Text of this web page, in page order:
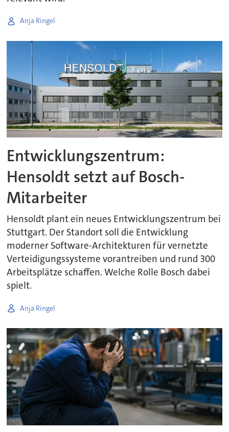
Anja Ringel
Entwicklungszentrum:
Hensoldt setzt auf Bosch-
Mitarbeiter
Hensoldt plant ein neues Entwicklungszentrum bei
Stuttgart. Der Standort soll die Entwicklung
moderner Software-Architekturen für vernetzte
Verteidigungssysteme vorantreiben und rund 300
Arbeitsplätze schaffen. Welche Rolle Bosch dabei
spielt.
Anja Ringel